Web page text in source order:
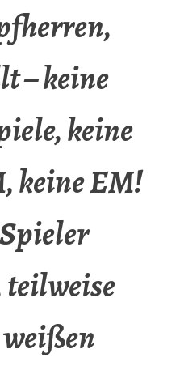
– keine
keine
keine EM!